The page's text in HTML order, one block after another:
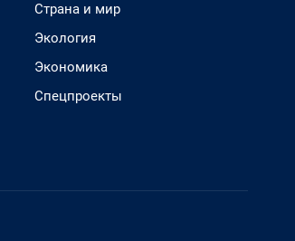
Страна и мир
Экология
Экономика
Спецпроекты